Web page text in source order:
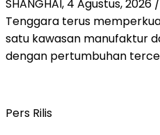
SHANGHAI, 4 Agustus,
Tenggara terus
satu kawasan manufaktur
dengan pertumbuhan
Pers Rilis